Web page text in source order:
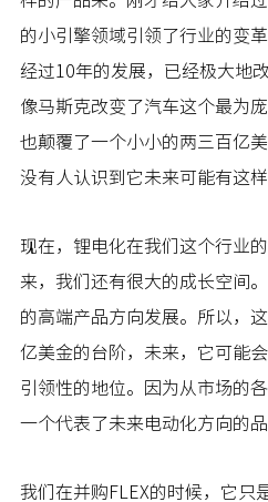
的小引擎领域引领了行业的变
经过10年的发展，已经极大地
像马斯克改变了汽车这个最为
也颠覆了一个小小的两三百亿
没有人认识到它未来可能有这样
现在，锂电化在我们这个行业
来，我们还有很大的成长空间
的高端产品方向发展。所以，
亿美金的台阶，未来，它可能
引领性的地位。因为从市场的
一个代表了未来电动化方向的品
我们在并购FLEX的时候，它只